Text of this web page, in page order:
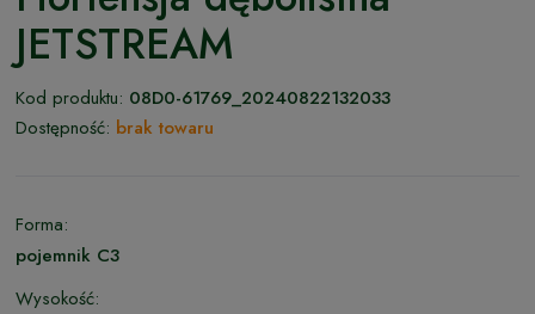
JETSTREAM
Kod produktu: 08D0-61769_20240822132033
Dostępność: brak towaru
Forma:
pojemnik C3
Wysokość: